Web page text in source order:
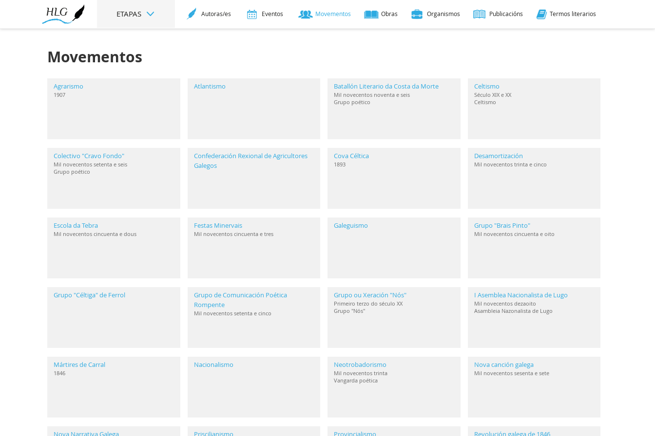
ETAPAS Autoras/es Eventos Movementos Obras Organismos Publicacións Termos literarios
Movementos
Agrarismo
1907
Atlantismo Batallón Literario da Costa da Morte
Mil novecentos noventa e seis
Grupo poético
Celtismo
Século XIX e XX
Celtismo
Colectivo "Cravo Fondo"
Mil novecentos setenta e seis
Grupo poético
Confederación Rexional de Agricultores
Galegos
Cova Céltica
1893
Desamortización
Mil novecentos trinta e cinco
Escola da Tebra
Mil novecentos cincuenta e dous
Festas Minervais
Mil novecentos cincuenta e tres
Galeguismo Grupo "Brais Pinto"
Mil novecentos cincuenta e oito
Grupo "Céltiga" de Ferrol
Grupo de Comunicación Poética
Rompente
Mil novecentos setenta e cinco
Grupo ou Xeración "Nós"
Primeiro terzo do século XX
Grupo "Nós"
I Asemblea Nacionalista de Lugo
Mil novecentos dezaoito
Asambleia Nazonalista de Lugo
Mártires de Carral
1846
Nacionalismo Neotrobadorismo
Mil novecentos trinta
Vangarda poética
Nova canción galega
Mil novecentos sesenta e sete
Nova Narrativa Galega Priscilianismo Provincialismo Revolución galega de 1846